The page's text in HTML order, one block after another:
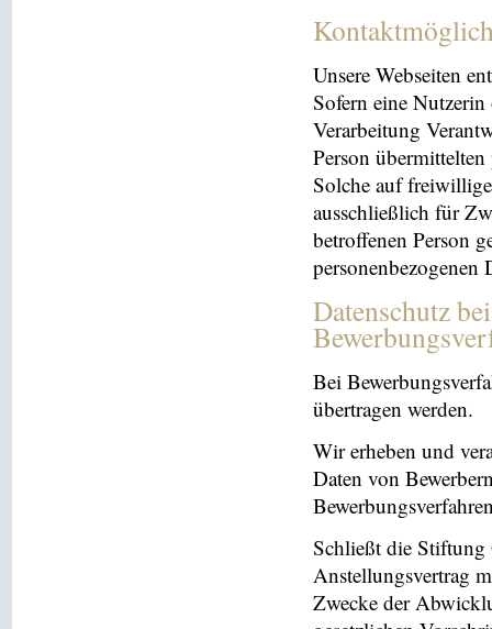
Unsere Webseiten
Sofern eine
Verarbeitung
Person übermittelten
Solche auf
ausschließlich für
betroffenen Person
personenbezogenen
Datenschutz
Bei
übertragen werden.
Wir erheben und
Daten von
Schließt die Stiftung
Anstellungsvertrag
Zwecke der